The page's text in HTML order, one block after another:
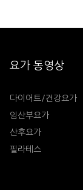
요가 동영상
다이어트/건강요가
임산부요가
산후요가
필라테스